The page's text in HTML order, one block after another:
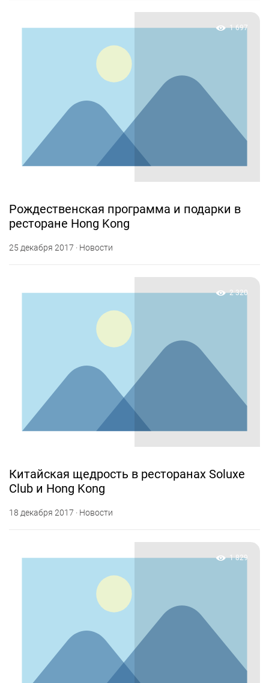
1 697
Рождественская программа и подарки в
ресторане Hong Kong
25 декабря 2017 · Новости
2 320
Китайская щедрость в ресторанах Soluxe
Club и Hong Kong
18 декабря 2017 · Новости
1 829